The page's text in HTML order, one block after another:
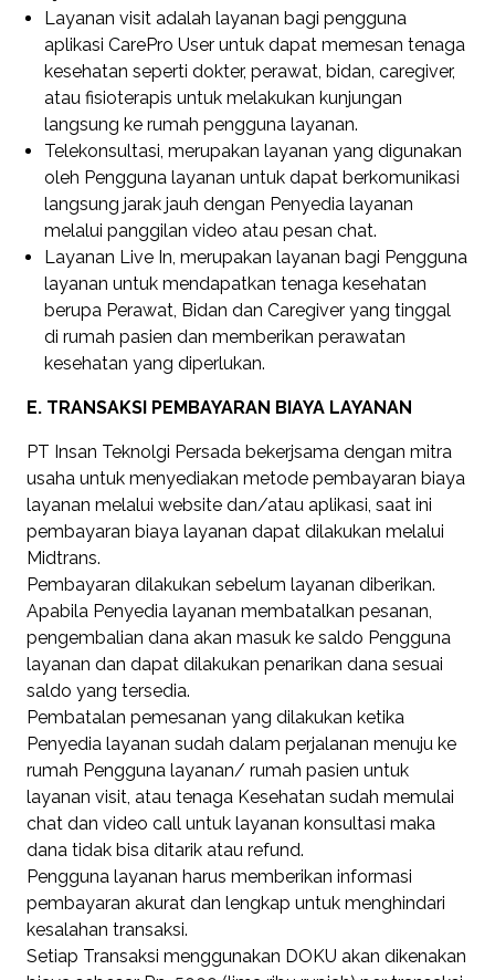
Layanan visit adalah layanan bagi pengguna
aplikasi CarePro User untuk dapat memesan tenaga
kesehatan seperti dokter, perawat, bidan, caregiver,
atau fisioterapis untuk melakukan kunjungan
langsung ke rumah pengguna layanan.
Telekonsultasi, merupakan layanan yang digunakan
oleh Pengguna layanan untuk dapat berkomunikasi
langsung jarak jauh dengan Penyedia layanan
melalui panggilan video atau pesan chat.
Layanan Live In, merupakan layanan bagi Pengguna
layanan untuk mendapatkan tenaga kesehatan
berupa Perawat, Bidan dan Caregiver yang tinggal
di rumah pasien dan memberikan perawatan
kesehatan yang diperlukan.
E. TRANSAKSI PEMBAYARAN BIAYA LAYANAN
PT Insan Teknolgi Persada bekerjsama dengan mitra
usaha untuk menyediakan metode pembayaran biaya
layanan melalui website dan/atau aplikasi, saat ini
pembayaran biaya layanan dapat dilakukan melalui
Midtrans.
Pembayaran dilakukan sebelum layanan diberikan.
Apabila Penyedia layanan membatalkan pesanan,
pengembalian dana akan masuk ke saldo Pengguna
layanan dan dapat dilakukan penarikan dana sesuai
saldo yang tersedia.
Pembatalan pemesanan yang dilakukan ketika
Penyedia layanan sudah dalam perjalanan menuju ke
rumah Pengguna layanan/ rumah pasien untuk
layanan visit, atau tenaga Kesehatan sudah memulai
chat dan video call untuk layanan konsultasi maka
dana tidak bisa ditarik atau refund.
Pengguna layanan harus memberikan informasi
pembayaran akurat dan lengkap untuk menghindari
kesalahan transaksi.
Setiap Transaksi menggunakan DOKU akan dikenakan